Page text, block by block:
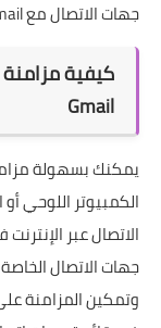
جهات الاتصال مع Gmail.
كيفية
Gmail
وتمكين المزامنة